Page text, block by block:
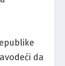
da